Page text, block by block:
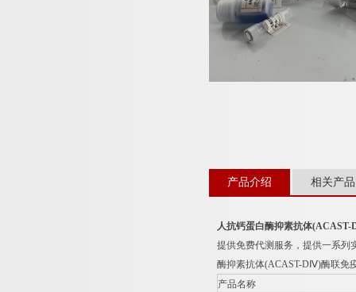
产品介绍 相关产品
人抗钙蛋白酶抑素抗体(ACAST-
提供免费代测服务，提供一系列
酶抑素抗体(ACAST-D Ⅳ)酶联免
产品名称